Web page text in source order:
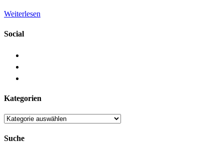
Weiterlesen
Social
Kategorien
Kategorien
Suche